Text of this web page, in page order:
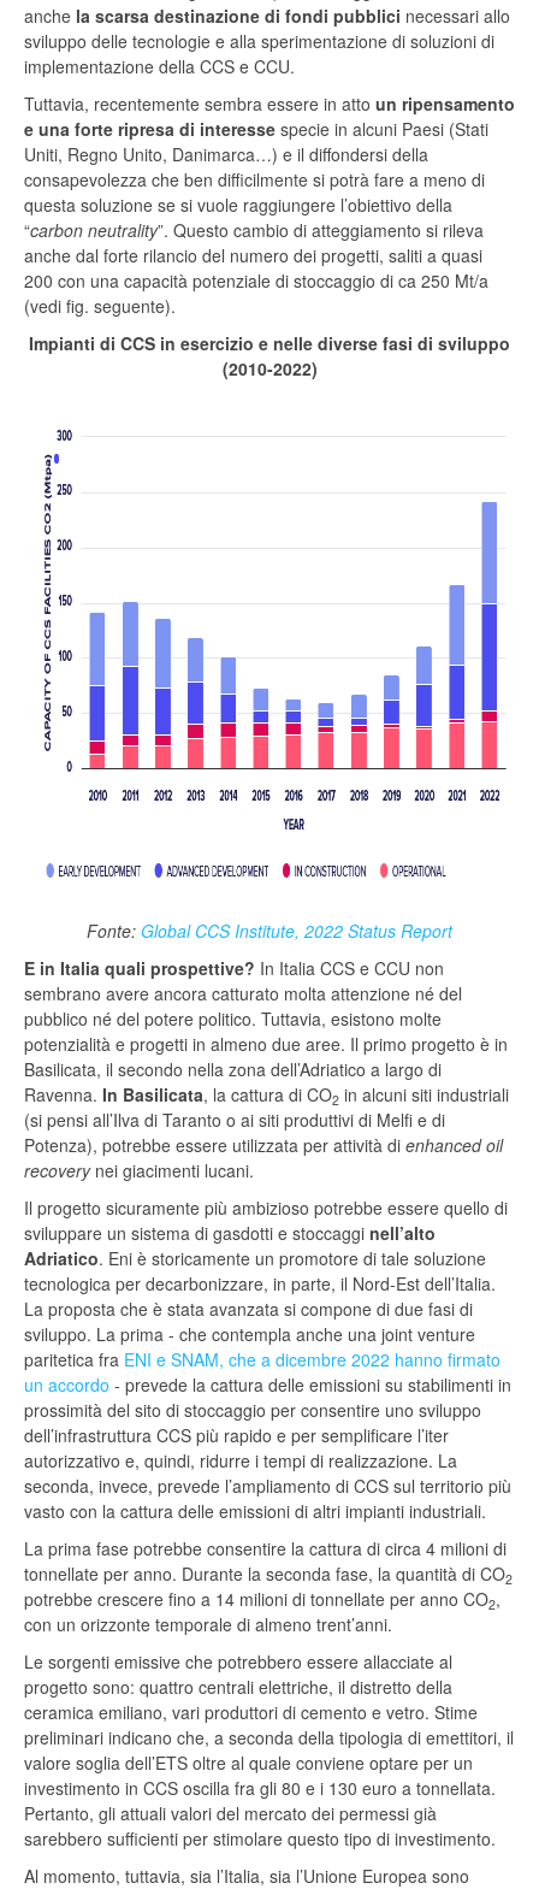
anche la scarsa destinazione di fondi pubblici necessari allo
sviluppo delle tecnologie e alla sperimentazione di soluzioni di
implementazione della CCS e CCU.
Tuttavia, recentemente sembra essere in atto un ripensamento
e una forte ripresa di interesse specie in alcuni Paesi (Stati
Uniti, Regno Unito, Danimarca…) e il diffondersi della
consapevolezza che ben difficilmente si potrà fare a meno di
questa soluzione se si vuole raggiungere l’obiettivo della
“carbon neutrality”. Questo cambio di atteggiamento si rileva
anche dal forte rilancio del numero dei progetti, saliti a quasi
200 con una capacità potenziale di stoccaggio di ca 250 Mt/a
(vedi fig. seguente).
Impianti di CCS in esercizio e nelle diverse fasi di sviluppo
(2010-2022)
Fonte: Global CCS Institute, 2022 Status Report
E in Italia quali prospettive? In Italia CCS e CCU non
sembrano avere ancora catturato molta attenzione né del
pubblico né del potere politico. Tuttavia, esistono molte
potenzialità e progetti in almeno due aree. Il primo progetto è in
Basilicata, il secondo nella zona dell’Adriatico a largo di
Ravenna. In Basilicata, la cattura di CO2 in alcuni siti industriali
(si pensi all’Ilva di Taranto o ai siti produttivi di Melfi e di
Potenza), potrebbe essere utilizzata per attività di enhanced oil
recoverynei giacimenti lucani.
Il progetto sicuramente più ambizioso potrebbe essere quello di
sviluppare un sistema di gasdotti e stoccaggi nell’alto
Adriatico. Eni è storicamente un promotore di tale soluzione
tecnologica per decarbonizzare, in parte, il Nord-Est dell’Italia.
La proposta che è stata avanzata si compone di due fasi di
sviluppo. La prima - che contempla anche una joint venture
paritetica fra ENI e SNAM, che a dicembre 2022 hanno firmato
un accordo - prevede la cattura delle emissioni su stabilimenti in
prossimità del sito di stoccaggio per consentire uno sviluppo
dell’infrastruttura CCS più rapido e per semplificare l’iter
autorizzativo e, quindi, ridurre i tempi di realizzazione. La
seconda, invece, prevede l’ampliamento di CCS sul territorio più
vasto con la cattura delle emissioni di altri impianti industriali.
La prima fase potrebbe consentire la cattura di circa 4 milioni di
tonnellate per anno. Durante la seconda fase, la quantità di CO2
potrebbe crescere fino a 14 milioni di tonnellate per anno CO2,
con un orizzonte temporale di almeno trent’anni.
Le sorgenti emissive che potrebbero essere allacciate al
progetto sono: quattro centrali elettriche, il distretto della
ceramica emiliano, vari produttori di cemento e vetro. Stime
preliminari indicano che, a seconda della tipologia di emettitori, il
valore soglia dell’ETS oltre al quale conviene optare per un
investimento in CCS oscilla fra gli 80 e i 130 euro a tonnellata.
Pertanto, gli attuali valori del mercato dei permessi già
sarebbero sufficienti per stimolare questo tipo di investimento.
Al momento, tuttavia, sia l’Italia, sia l’Unione Europea sono